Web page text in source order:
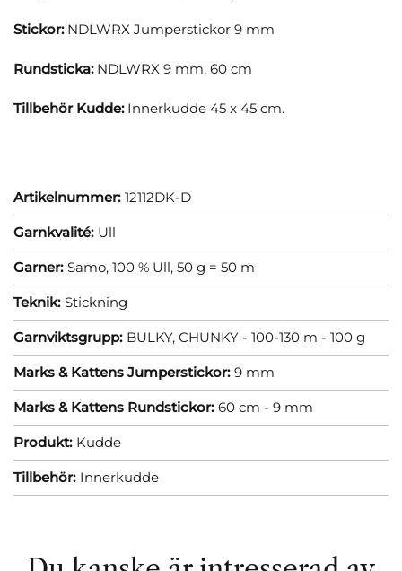
Stickor:NDLWRX Jumperstickor 9 mm
Rundsticka:NDLWRX 9 mm, 60 cm
Tillbehör Kudde:Innerkudde 45 x 45 cm.
Artikelnummer: 12112DK-D
Garnkvalité: Ull
Garner: Samo, 100 % Ull, 50 g = 50 m
Teknik: Stickning
Garnviktsgrupp: BULKY, CHUNKY - 100-130 m - 100 g
Marks & Kattens Jumperstickor: 9 mm
Marks & Kattens Rundstickor: 60 cm - 9 mm
Produkt: Kudde
Tillbehör: Innerkudde